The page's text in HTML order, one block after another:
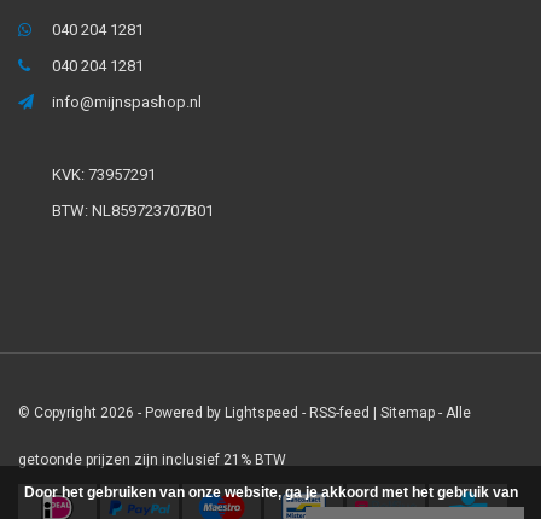
040 204 1281
040 204 1281
info@mijnspashop.nl
KVK: 73957291
BTW: NL859723707B01
© Copyright 2026 - Powered by Lightspeed - RSS-feed Sitemap - Alle
getoonde prijzen zijn inclusief 21% BTW
Door het gebruiken van onze website, ga je akkoord met het gebruik van